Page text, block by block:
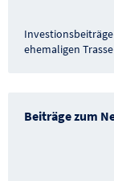
ehemaligen
Beiträge zum